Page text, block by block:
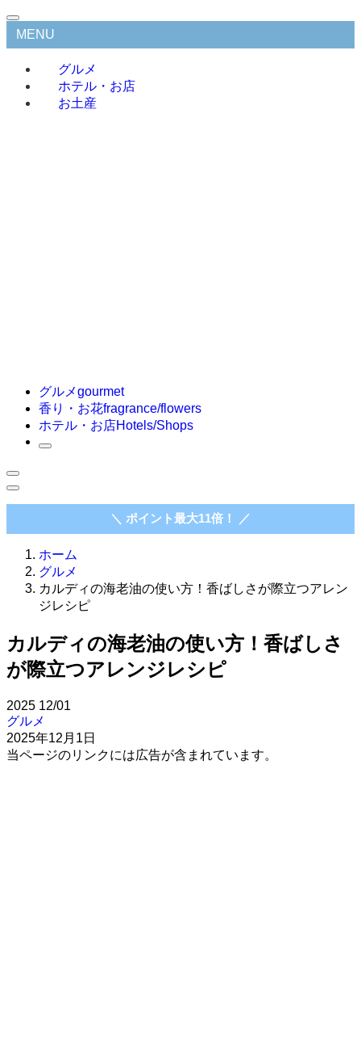
MENU
グルメ
ホテル・お店
お土産
グルメgourmet
香り・お花fragrance/flowers
ホテル・お店Hotels/Shops
＼ ポイント最大11倍！ ／
ホーム
グルメ
カルディの海老油の使い方！香ばしさが際立つアレン
ジレシピ
カルディの海老油の使い方！香ばしさ
が際立つアレンジレシピ
2025 12/01
グルメ
2025年12月1日
当ページのリンクには広告が含まれています。